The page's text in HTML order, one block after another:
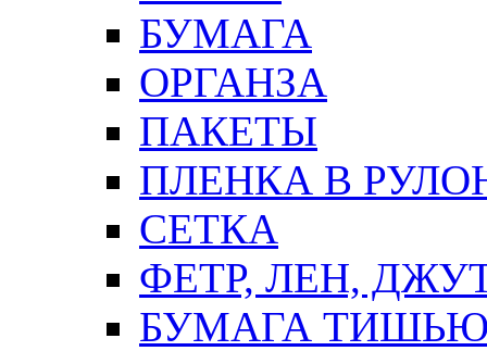
БУМАГА
ОРГАНЗА
ПАКЕТЫ
ПЛЕНКА В
СЕТКА
ФЕТР, ЛЕН,
БУМАГА